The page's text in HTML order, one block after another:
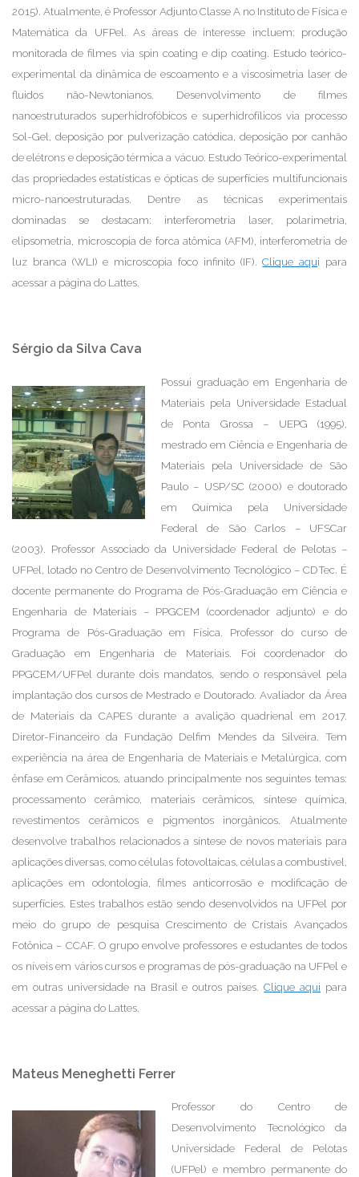
2015). Atualmente, é Professor Adjunto Classe A no Instituto de Física e
Matemática da UFPel. As áreas de interesse incluem: produção
monitorada de filmes via spin coating e dip coating. Estudo teórico-
experimental da dinâmica de escoamento e a viscosimetria laser de
fluidos não-Newtonianos. Desenvolvimento de filmes
nanoestruturados superhidrofóbicos e superhidrofílicos via processo
Sol-Gel, deposição por pulverização catódica, deposição por canhão
de elétrons e deposição térmica a vácuo. Estudo Teórico-experimental
das propriedades estatísticas e ópticas de superfícies multifuncionais
micro-nanoestruturadas. Dentre as técnicas experimentais
dominadas se destacam: interferometria laser, polarimetria,
elipsometria, microscopia de forca atômica (AFM), interferometria de
luz branca (WLI) e microscopia foco infinito (IF).Clique aqui para
acessar a página do Lattes.
Sérgio da Silva Cava
Possui graduação em Engenharia de
Materiais pela Universidade Estadual
de Ponta Grossa – UEPG (1995),
mestrado em Ciência e Engenharia de
Materiais pela Universidade de São
Paulo – USP/SC (2000) e doutorado
em Química pela Universidade
Federal de São Carlos – UFSCar
(2003). Professor Associado da Universidade Federal de Pelotas –
UFPel, lotado no Centro de Desenvolvimento Tecnológico – CDTec. É
docente permanente do Programa de Pós-Graduação em Ciência e
Engenharia de Materiais – PPGCEM (coordenador adjunto) e do
Programa de Pós-Graduação em Física. Professor do curso de
Graduação em Engenharia de Materiais. Foi coordenador do
PPGCEM/UFPel durante dois mandatos, sendo o responsável pela
implantação dos cursos de Mestrado e Doutorado. Avaliador da Área
de Materiais da CAPES durante a avalição quadrienal em 2017.
Diretor-Financeiro da Fundação Delfim Mendes da Silveira. Tem
experiência na área de Engenharia de Materiais e Metalúrgica, com
ênfase em Cerâmicos, atuando principalmente nos seguintes temas:
processamento cerâmico, materiais cerâmicos, síntese química,
revestimentos cerâmicos e pigmentos inorgânicos. Atualmente
desenvolve trabalhos relacionados a síntese de novos materiais para
aplicações diversas, como células fotovoltaicas, células a combustível,
aplicações em odontologia, filmes anticorrosão e modificação de
superfícies. Estes trabalhos estão sendo desenvolvidos na UFPel por
meio do grupo de pesquisa Crescimento de Cristais Avançados
Fotônica – CCAF. O grupo envolve professores e estudantes de todos
os níveis em vários cursos e programas de pós-graduação na UFPel e
em outras universidade na Brasil e outros países.Clique aqui para
acessar a página do Lattes.
Mateus Meneghetti Ferrer
Professor do Centro de
Desenvolvimento Tecnológico da
Universidade Federal de Pelotas
(UFPel) e membro permanente do